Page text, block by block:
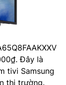
Đây là
tivi Samsung
thị trường.